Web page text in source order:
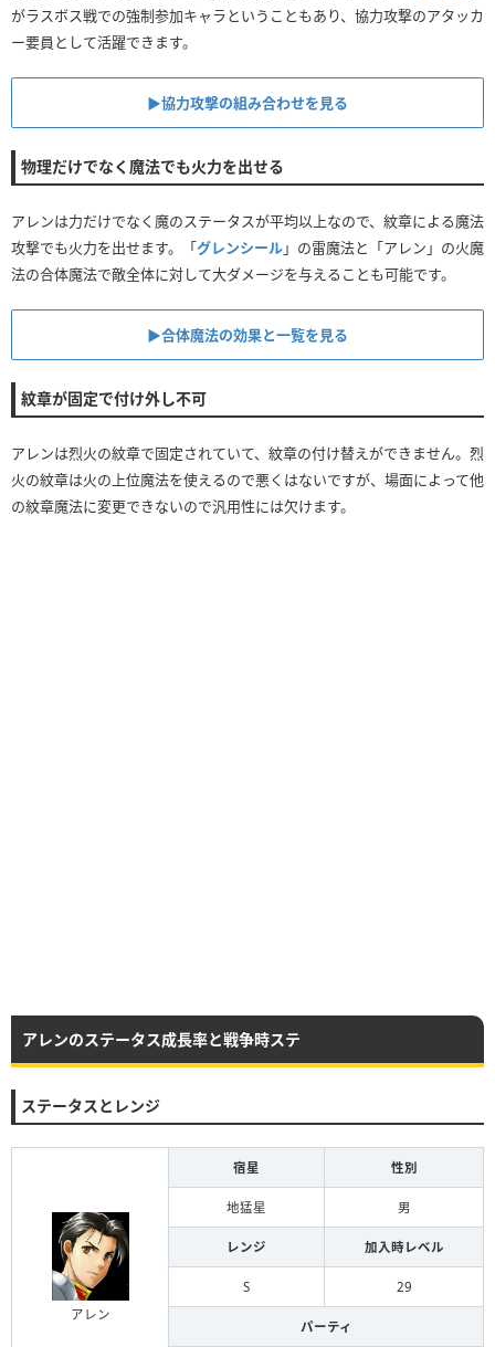
がラスボス戦での強制参加キャラということもあり、協力攻撃のアタッカ
ー要員として活躍できます。
▶︎協力攻撃の組み合わせを見る
物理だけでなく魔法でも火力を出せる
アレンは力だけでなく魔のステータスが平均以上なので、紋章による魔法
攻撃でも火力を出せます。「グレンシール」の雷魔法と「アレン」の火魔
法の合体魔法で敵全体に対して大ダメージを与えることも可能です。
▶︎合体魔法の効果と一覧を見る
紋章が固定で付け外し不可
アレンは烈火の紋章で固定されていて、紋章の付け替えができません。烈
火の紋章は火の上位魔法を使えるので悪くはないですが、場面によって他
の紋章魔法に変更できないので汎用性には欠けます。
アレンのステータス成長率と戦争時ステ
ステータスとレンジ
アレン
宿星 性別
地猛星 男
レンジ 加入時レベル
S 29
パーティ